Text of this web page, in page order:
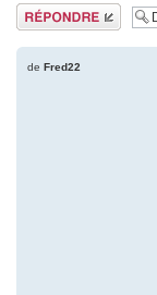
Répondre
de Fred22